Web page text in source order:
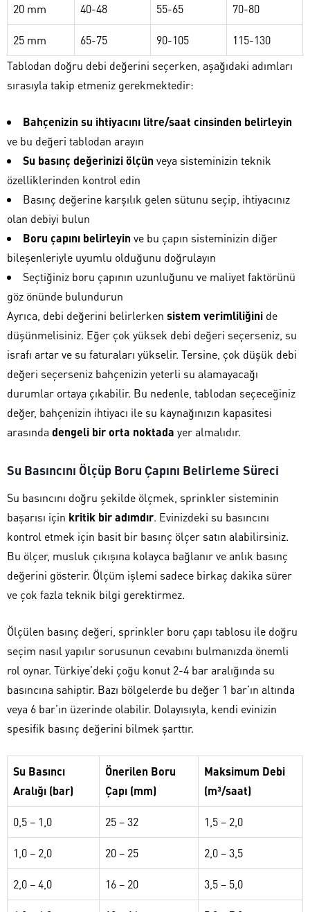
20 mm 40-48 55-65 70-80
25 mm 65-75 90-105
115-130
Tablodan doğru debi değerini seçerken, aşağıdaki adımları
sırasıyla takip etmeniz gerekmektedir:
Bahçenizin su ihtiyacını litre/saat cinsinden belirleyin
ve bu değeri tablodan arayın
Su basınç değerinizi ölçün veya sisteminizin teknik
özelliklerinden kontrol edin
Basınç değerine karşılık gelen sütunu seçip, ihtiyacınız
olan debiyi bulun
Boru çapını belirleyin ve bu çapın sisteminizin diğer
bileşenleriyle uyumlu olduğunu doğrulayın
Seçtiğiniz boru çapının uzunluğunu ve maliyet faktörünü
göz önünde bulundurun
Ayrıca, debi değerini belirlerken sistem verimliliğini de
düşünmelisiniz. Eğer çok yüksek debi değeri seçerseniz, su
israfı artar ve su faturaları yükselir. Tersine, çok düşük debi
değeri seçerseniz bahçenizin yeterli su alamayacağı
durumlar ortaya çıkabilir. Bu nedenle, tablodan seçeceğiniz
değer, bahçenizin ihtiyacı ile su kaynağınızın kapasitesi
arasında dengeli bir orta noktada yer almalıdır.
Su Basıncını Ölçüp Boru Çapını Belirleme Süreci
Su basıncını doğru şekilde ölçmek, sprinkler sisteminin
başarısı için kritik bir adımdır. Evinizdeki su basıncını
kontrol etmek için basit bir basınç ölçer satın alabilirsiniz.
Bu ölçer, musluk çıkışına kolayca bağlanır ve anlık basınç
değerini gösterir. Ölçüm işlemi sadece birkaç dakika sürer
ve çok fazla teknik bilgi gerektirmez.
Ölçülen basınç değeri, sprinkler boru çapı tablosu ile doğru
seçim nasıl yapılır sorusunun cevabını bulmanızda önemli
rol oynar. Türkiye’deki çoğu konut 2-4 bar aralığında su
basıncına sahiptir. Bazı bölgelerde bu değer 1 bar’ın altında
veya 6 bar’ın üzerinde olabilir. Dolayısıyla, kendi evinizin
spesifik basınç değerini bilmek şarttır.
Su Basıncı
Aralığı (bar)
Önerilen Boru
Çapı (mm)
Maksimum Debi
(m³/saat)
0,5 – 1,0 25 – 32 1,5 – 2,0
1,0 – 2,0 20 – 25 2,0 – 3,5
2,0 – 4,0 16 – 20 3,5 – 5,0